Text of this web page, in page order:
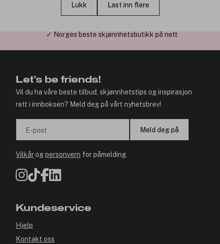
Lukk Last inn flere
Let's be friends!
Vil du ha våre beste tilbud, skjønnhetstips og inspirasjon
rett i innboksen? Meld deg på vårt nyhetsbrev!
E-post Meld deg på
Vilkårogpersonvern for påmelding
Kundeservice
Hjelp
Kontakt oss